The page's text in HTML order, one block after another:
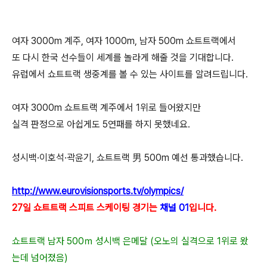
여자 3000m 계주, 여자 1000m, 남자 500m 쇼트트랙에서
또 다시 한국 선수들이 세계를 놀라게 해줄 것을 기대합니다.
유럽에서 쇼트트랙 생중계를 볼 수 있는 사이트를 알려드립니다.
여자 3000m 쇼트트랙 계주에서 1위로 들어왔지만
실격 판정으로 아쉽게도 5연패를 하지 못했네요.
성시백·이호석·곽윤기, 쇼트트랙 男 500m 예선 통과했습니다.
http://www.eurovisionsports.tv/olympics/
27일 쇼트트랙 스피트 스케이팅 경기는 채널 01입니다.
쇼트트랙 남자 500ｍ 성시백 은메달 (오노의 실격으로 1위로 왔
는데 넘어졌음)